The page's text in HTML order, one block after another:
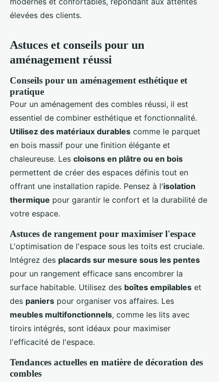
élevées des clients.
Astuces et conseils pour un
aménagement réussi
Conseils pour un aménagement esthétique et
pratique
Pour un aménagement des combles réussi, il est
essentiel de combiner esthétique et fonctionnalité.
Utilisez des matériaux durables comme le parquet
en bois massif pour une finition élégante et
chaleureuse. Les cloisons en plâtre ou en bois
permettent de créer des espaces définis tout en
offrant une installation rapide. Pensez à l'isolation
thermique pour garantir le confort et la durabilité de
votre espace.
Astuces de rangement pour maximiser l'espace
L'optimisation de l'espace sous les toits est cruciale.
Intégrez des placards sur mesure sous les pentes
pour un rangement efficace sans encombrer la
surface habitable. Utilisez des boîtes empilables et
des paniers pour organiser vos affaires. Les
meubles multifonctionnels, comme les lits avec
tiroirs intégrés, sont idéaux pour maximiser
l'efficacité de l'espace.
Tendances actuelles en matière de décoration des
combles